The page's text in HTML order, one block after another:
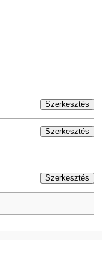
Szerkesztés
Szerkesztés
Szerkesztés